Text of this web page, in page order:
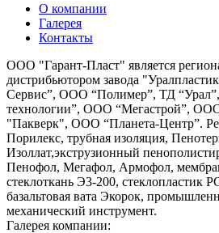
О компании
Галерея
Контакты
ООО "Гарант-Пласт" является
дистрибьютором завода
Сервис”, ООО “Полимер”, ТД
технологии”, ООО “Мегастрой”,
"Пакверк", ООО “Планета-Центр”.
Порилекс, трубная изоляция,
Изоллат,экструзионный
Пенофол, Мегафол, Армофол,
стеклоткань Э3-200, стеклопластик
базальтовая вата Экорок,
механический инструмент.
Галерея компании: